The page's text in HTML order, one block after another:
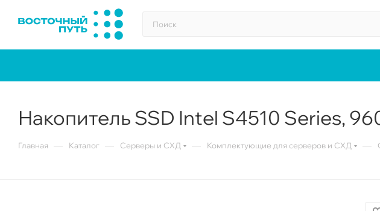
Накопитель SSD Intel S4510 Series,
Главная Каталог Серверы и СХД Комплектующие для серверов и СХД